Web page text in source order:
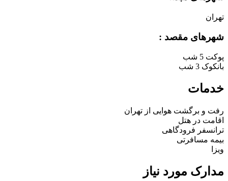
تهران
شهرهای مقصد :
پوکت 5 شب
بانکوک 3 شب
خدمات
رفت و برگشت هوایی از تهران
اقامت در هتل
ترانسفر فرودگاهی
بیمه مسافرتی
ویزا
مدارک مورد نیاز